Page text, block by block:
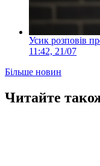
Усик розповів
11:42, 21/07
Більше новин
Читайте